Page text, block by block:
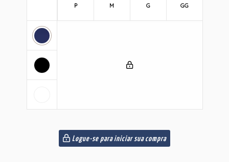
P M G GG
Logue-se para iniciar sua compra